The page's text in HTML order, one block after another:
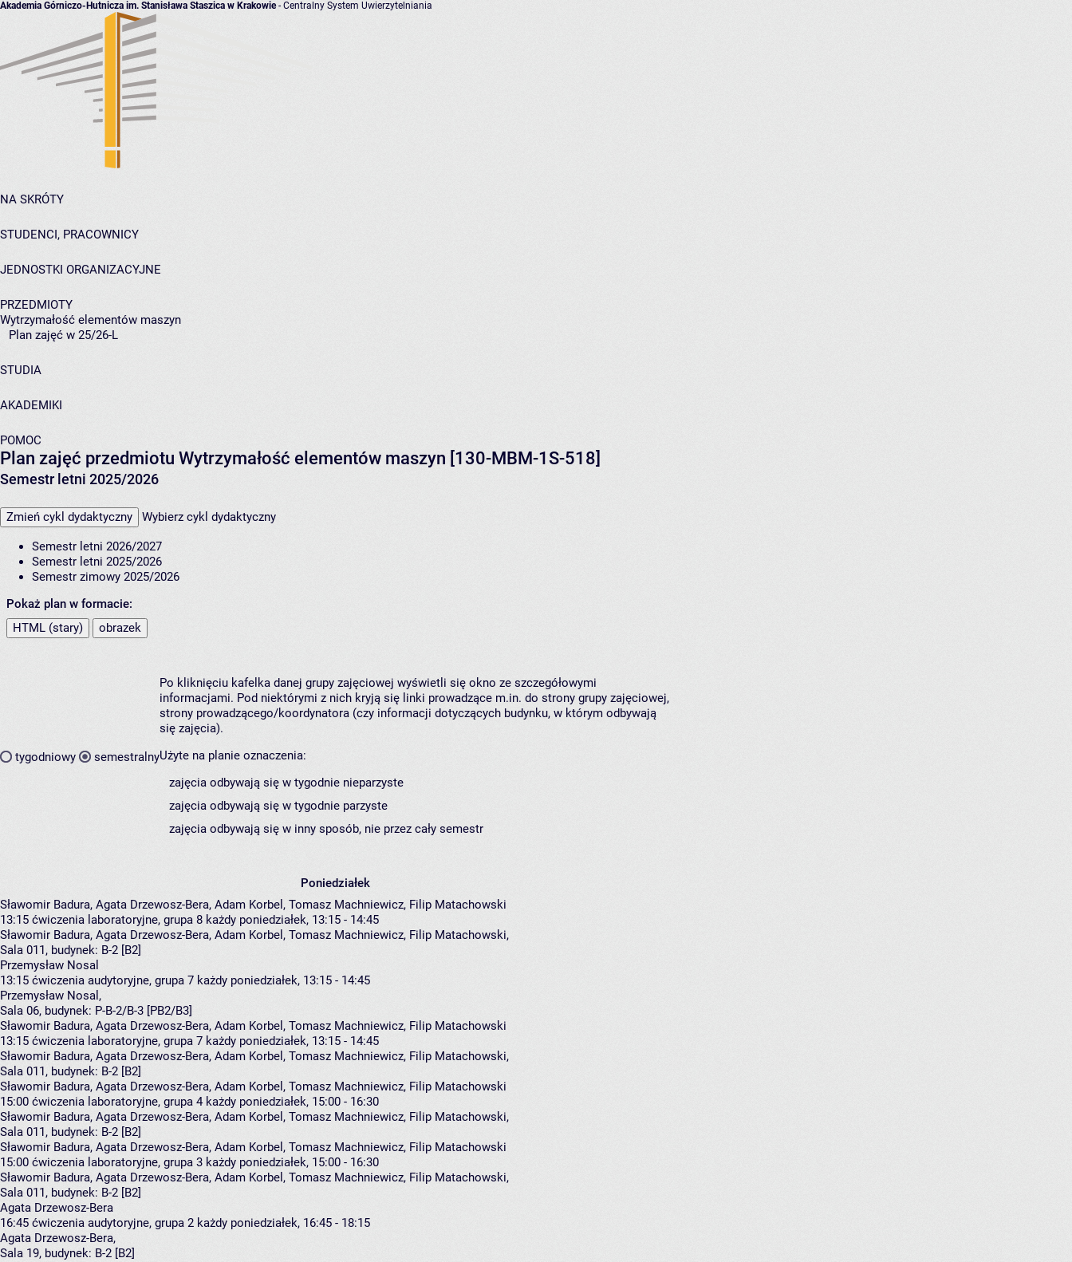
Akademia Górniczo-Hutnicza im. Stanisława Staszica w Krakowie- Centralny System Uwierzytelniania
NA SKRÓTY
STUDENCI, PRACOWNICY
JEDNOSTKI ORGANIZACYJNE
PRZEDMIOTY
Wytrzymałość elementów maszyn
Plan zajęć w 25/26-L
STUDIA
AKADEMIKI
POMOC
Plan zajęć przedmiotu Wytrzymałość elementów maszyn [130-MBM-1S-518]
Semestr letni 2025/2026
Zmień cykl dydaktyczny Wybierz cykl dydaktyczny
Semestr letni 2026/2027
Semestr letni 2025/2026
Semestr zimowy 2025/2026
Pokaż plan w formacie:
HTML (stary)
obrazek
tygodniowy semestralny
Po kliknięciu kafelka danej grupy zajęciowej wyświetli się okno ze szczegółowymi
informacjami. Pod niektórymi z nich kryją się linki prowadzące m.in. do strony grupy zajęciowej,
strony prowadzącego/koordynatora (czy informacji dotyczących budynku, w którym odbywają
się zajęcia).
Użyte na planie oznaczenia:
zajęcia odbywają się w tygodnie nieparzyste
zajęcia odbywają się w tygodnie parzyste
zajęcia odbywają się w inny sposób, nie przez cały semestr
Poniedziałek
Sławomir Badura, Agata Drzewosz-Bera, Adam Korbel, Tomasz Machniewicz, Filip Matachowski
13:15 ćwiczenia laboratoryjne, grupa 8 każdy poniedziałek, 13:15 - 14:45
Sławomir Badura, Agata Drzewosz-Bera, Adam Korbel , Tomasz Machniewicz, Filip Matachowski,
Sala 011, budynek: B-2 [B2]
Przemysław Nosal
13:15 ćwiczenia audytoryjne, grupa 7 każdy poniedziałek, 13:15 - 14:45
Przemysław Nosal ,
Sala 06, budynek: P-B-2/B-3 [PB2/B3]
Sławomir Badura, Agata Drzewosz-Bera, Adam Korbel, Tomasz Machniewicz, Filip Matachowski
13:15 ćwiczenia laboratoryjne, grupa 7 każdy poniedziałek, 13:15 - 14:45
Sławomir Badura, Agata Drzewosz-Bera, Adam Korbel , Tomasz Machniewicz, Filip Matachowski,
Sala 011, budynek: B-2 [B2]
Sławomir Badura, Agata Drzewosz-Bera, Adam Korbel, Tomasz Machniewicz, Filip Matachowski
15:00 ćwiczenia laboratoryjne, grupa 4 każdy poniedziałek, 15:00 - 16:30
Sławomir Badura, Agata Drzewosz-Bera, Adam Korbel , Tomasz Machniewicz, Filip Matachowski,
Sala 011, budynek: B-2 [B2]
Sławomir Badura, Agata Drzewosz-Bera, Adam Korbel, Tomasz Machniewicz, Filip Matachowski
15:00 ćwiczenia laboratoryjne, grupa 3 każdy poniedziałek, 15:00 - 16:30
Sławomir Badura, Agata Drzewosz-Bera, Adam Korbel , Tomasz Machniewicz, Filip Matachowski,
Sala 011, budynek: B-2 [B2]
Agata Drzewosz-Bera
16:45 ćwiczenia audytoryjne, grupa 2 każdy poniedziałek, 16:45 - 18:15
Agata Drzewosz-Bera,
Sala 19, budynek: B-2 [B2]